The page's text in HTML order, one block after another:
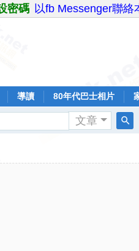
密碼 以fb Messenger聯絡
導讀 80年代巴士相片
文章